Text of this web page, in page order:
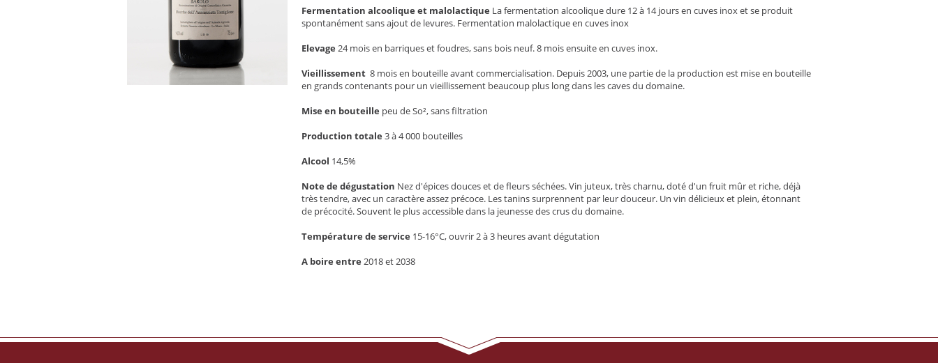
Fermentation alcoolique et malolactique La fermentation alcoolique dure 12 à 14 jours en cuves inox et se produit
spontanément sans ajout de levures. Fermentation malolactique en cuves inox
Elevage 24 mois en barriques et foudres, sans bois neuf. 8 mois ensuite en cuves inox.
Vieillissement 8 mois en bouteille avant commercialisation. Depuis 2003, une partie de la production est mise en bouteille
en grands contenants pour un vieillissement beaucoup plus long dans les caves du domaine.
Mise en bouteille peu de So², sans filtration
Production totale 3 à 4 000 bouteilles
Alcool 14,5%
Note de dégustation Nez d'épices douces et de fleurs séchées. Vin juteux, très charnu, doté d'un fruit mûr et riche, déjà
très tendre, avec un caractère assez précoce. Les tanins surprennent par leur douceur. Un vin délicieux et plein, étonnant
de précocité. Souvent le plus accessible dans la jeunesse des crus du domaine.
Température de service 15-16°C, ouvrir 2 à 3 heures avant dégutation
A boire entre 2018 et 2038